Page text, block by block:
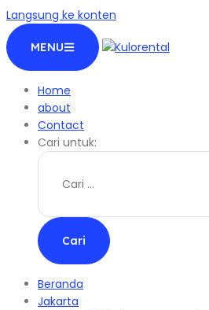
Langsung ke konten
MENU
Home
about
Contact
Cari untuk:
Beranda
Jakarta